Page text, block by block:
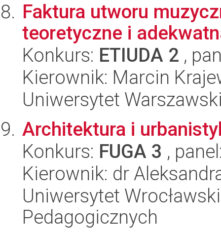
Faktura utworu
teoretyczne i
Konkurs: ETIUDA 2 ,
Kierownik: Marcin
Uniwersytet
Architektura i
Konkurs: FUGA 3 ,
Kierownik: dr
Uniwersytet
Pedagogicznych